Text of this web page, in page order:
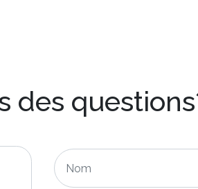
des
Nom *